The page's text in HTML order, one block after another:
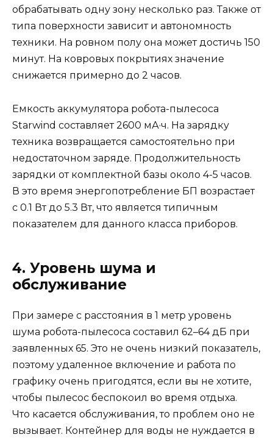
обрабатывать одну зону несколько раз. Также от
типа поверхности зависит и автономность
техники. На ровном полу она может достичь 150
минут. На ковровых покрытиях значение
снижается примерно до 2 часов.
Емкость аккумулятора робота-пылесоса
Starwind составляет 2600 мА·ч. На зарядку
техника возвращается самостоятельно при
недостаточном заряде. Продолжительность
зарядки от комплектной базы около 4-5 часов.
В это время энергопотребление БП возрастает
с 0.1 Вт до 5.3 Вт, что является типичным
показателем для данного класса приборов.
4. Уровень шума и
обслуживание
При замере с расстояния в 1 метр уровень
шума робота-пылесоса составил 62–64 дБ при
заявленных 65. Это не очень низкий показатель,
поэтому удаленное включение и работа по
графику очень пригодятся, если вы не хотите,
чтобы пылесос беспокоил во время отдыха.
Что касается обслуживания, то проблем оно не
вызывает. Контейнер для воды не нуждается в